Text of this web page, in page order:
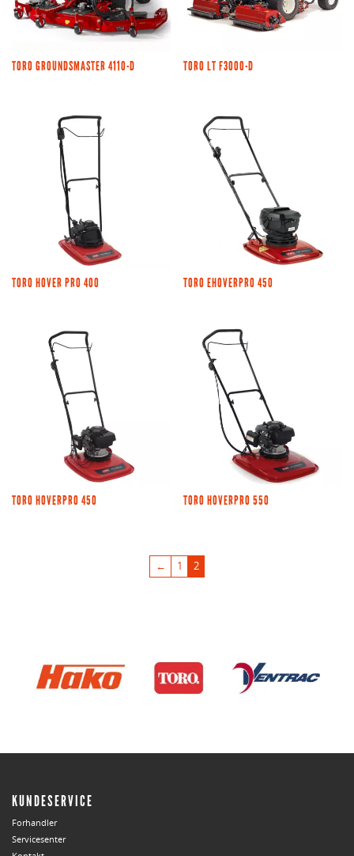
TORO GROUNDSMASTER 4110-D TORO LT F3000-D
TORO HOVER PRO 400 TORO EHOVERPRO 450
TORO HOVERPRO 450 TORO HOVERPRO 550
← 1 2
KUNDESERVICE
Forhandler
Servicesenter